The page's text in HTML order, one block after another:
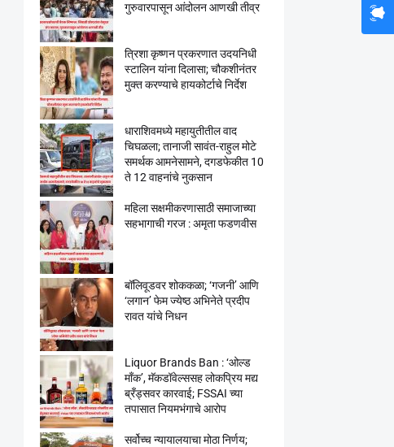
गुरुवारपासून आंदोलन आणखी तीव्र
त्रिशा कृष्णन प्रकरणात उदयनिधी
स्टालिन यांना दिलासा; चौकशीनंतर
मुक्त करण्याचे हायकोर्टाचे निर्देश
धाराशिवमध्ये महायुतीतील वाद
चिघळला; तानाजी सावंत-राहुल मोटे
समर्थक आमनेसामने, दगडफेकीत 10
ते 12 वाहनांचे नुकसान
महिला सक्षमीकरणासाठी समाजाच्या
सहभागाची गरज : अमृता फडणवीस
बॉलिवूडवर शोककळा; ‘गजनी’ आणि
‘लगान’ फेम ज्येष्ठ अभिनेते प्रदीप
रावत यांचे निधन
Liquor Brands Ban : ‘ओल्ड
मॉंक’, मॅकडॉवेल्ससह लोकप्रिय मद्य
ब्रँड्सवर कारवाई; FSSAI च्या
तपासात नियमभंगाचे आरोप
सर्वोच्च न्यायालयाचा मोठा निर्णय;